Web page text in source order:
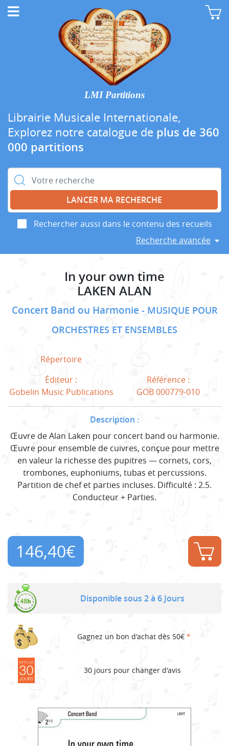
LMI Partitions
Librairie Musicale Internationale,
Explorez notre catalogue de plus de 360
000 partitions
Rechercher :
Rechercher aussi dans le contenu des recueils
Recherche avancée
In your own time
LAKEN ALAN
Concert Band ou Harmonie
MUSIQUE POUR
ORCHESTRES ET ENSEMBLES
Répertoire
Éditeur :
Gobelin Music Publications
Référence :
GOB 000779-010
Description :
Œuvre de Alan Laken pour concert band ou harmonie.
Œuvre pour ensemble de cuivres, conçue pour mettre
en valeur la richesse des pupitres — cornets, cors,
trombones, euphoniums, tubas et percussions.
Partition de chef et parties incluses. Difficulté : 2.5.
Conducteur + Parties.
146,40€
Disponible sous 2 à 6 Jours
Gagnez un bon d'achat dès 50€ *
30 jours pour changer d'avis